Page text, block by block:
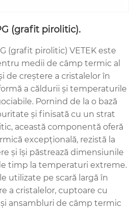
(grafit pirolitic).
(grafit pirolitic) VETEK este
medii de câmp termic al
de creștere a cristalelor în
a căldurii și temperaturile
Pornind de la o bază
și finisată cu un strat
această componentă oferă
excepțională, rezistă la
și își păstrează dimensiunile
timp la temperaturi extreme.
utilizate pe scară largă în
a cristalelor, cuptoare cu
ansambluri de câmp termic